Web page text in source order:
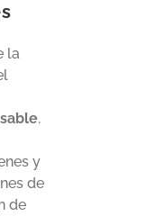
la
.
y
de
de